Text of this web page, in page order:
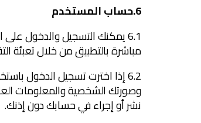
6.حساب المستخدم
مباشرة بالتطبيق من خلال تعبئة
وصورتك الشخصية والمعلومات
نشر أو إجراء في حسابك دون إذنك.